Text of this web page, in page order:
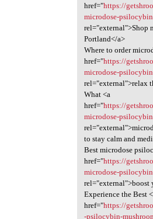
href="https://
microdose-
rel="external">Shop
Portland</a>
Where to order
href="https://
microdose-
rel="external">relax
What <a
href="https://
microdose-
to stay calm and
Best microdose
href="https://
microdose-
rel="external">boost
Experience the Best
href="https://
-psilocybin-